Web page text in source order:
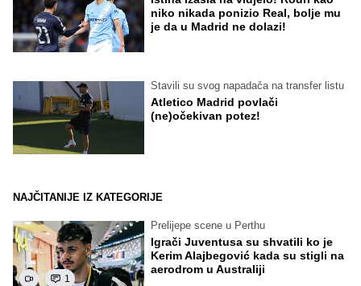
niko nikada ponizio Real, bolje mu
je da u Madrid ne dolazi!
Stavili su svog napadača na transfer listu
Atletico Madrid povlači
(ne)očekivan potez!
NAJČITANIJE IZ KATEGORIJE
1
Prelijepe scene u Perthu
Igrači Juventusa su shvatili ko je
Kerim Alajbegović kada su stigli na
aerodrom u Australiji